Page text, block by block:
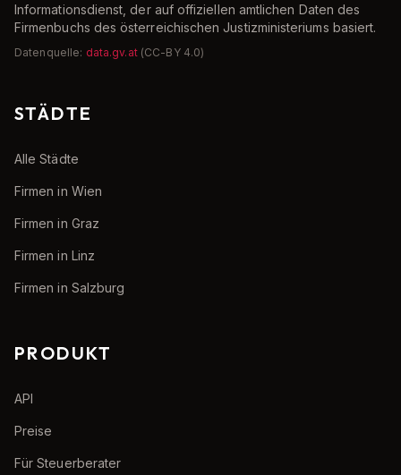
Informationsdienst, der auf offiziellen amtlichen Daten des
Firmenbuchs des österreichischen Justizministeriums basiert.
Datenquelle: data.gv.at (CC-BY 4.0)
STÄDTE
Alle Städte
Firmen in Wien
Firmen in Graz
Firmen in Linz
Firmen in Salzburg
PRODUKT
API
Preise
Für Steuerberater